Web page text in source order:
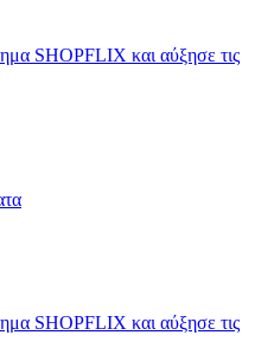
SHOPFLIX και αύξησε τις
SHOPFLIX και αύξησε τις